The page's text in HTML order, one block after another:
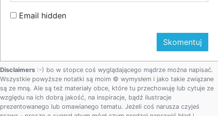
Email hidden
Disclaimers :-) bo w stopce coś wyglądającego mądrze można napisać.
Wszystkie powyższe notatki są moim © wymysłem i jako takie związane
są ze mną. Ale są też materiały obce, które tu przechowuję lub cytuje ze
względu na ich dobrą jakość, na inspiracje, bądź ilustracje
prezentowanego lub omawianego tematu. Jeżeli coś narusza czyjeś